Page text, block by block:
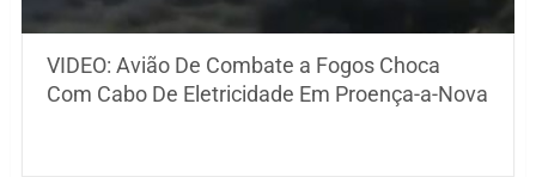
VIDEO: Avião De Combate a Fogos Choca
Com Cabo De Eletricidade Em Proença-a-Nova